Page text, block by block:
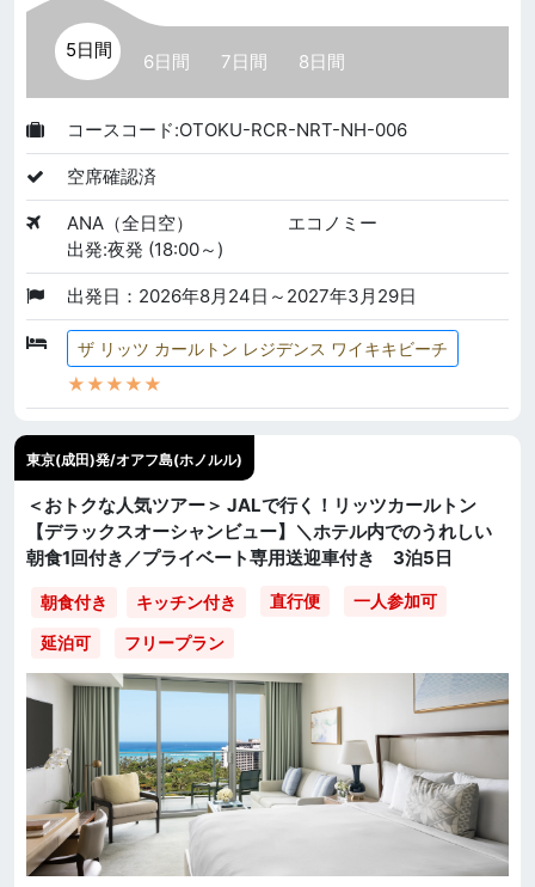
5日間
6日間 7日間 8日間
コースコード:OTOKU-RCR-NRT-NH-006
空席確認済
ANA（全日空）
エコノミー
出発:夜発 (18:00～)
出発日：2026年8月24日～2027年3月29日
ザ リッツ カールトン レジデンス ワイキキビーチ
★★★★★
東京(成田)発/オアフ島(ホノルル)
＜おトクな人気ツアー＞ JALで行く！リッツカールトン
【デラックスオーシャンビュー】＼ホテル内でのうれしい
朝食1回付き／プライベート専用送迎車付き 3泊5日
朝食付き キッチン付き 直行便 一人参加可
延泊可 フリープラン